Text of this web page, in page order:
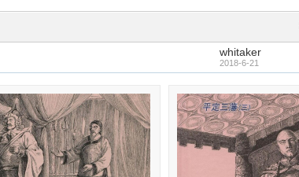
whitaker
2018-6-21